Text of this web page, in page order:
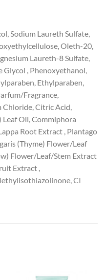
Sodium Laureth Sulfate,
Oleth-20,
Laureth-8 Sulfate,
Glycol , Phenoxyethanol,
Ethylparaben,
Fragrance,
Chloride, Citric Acid,
Leaf Oil, Commiphora
Root Extract , Plantago
(Thyme) Flower/Leaf
Flower/Leaf/Stem Extract
Extract ,
CI